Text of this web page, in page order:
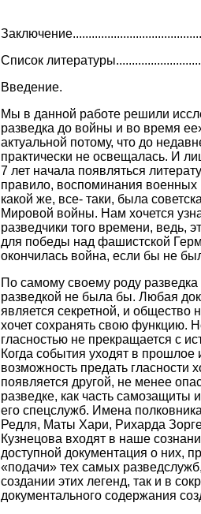
Список
Введение.
Мы в данной работе решили
разведка до войны и во время
актуальной потому, что до
практически не освещалась. И
7 лет начала появляться
правило, воспоминания военных
какой же, все- таки, была
Мировой войны. Нам хочется
разведчики того времени, ведь,
для победы над фашистской
окончилась война, если бы не
По самому своему роду
разведкой не была бы. Любая
является секретной, и общество
хочет сохранять свою функцию.
гласностью не прекращается с
Когда события уходят в прошлое
возможность предать гласности
появляется другой, не менее
разведке, как часть самозащиты
его спецслужб. Имена полковника
Редля, Маты Хари, Рихарда
Кузнецова входят в наше
доступной документация о них,
«подачи» тех самых
создании этих легенд, так и в
документального содержания